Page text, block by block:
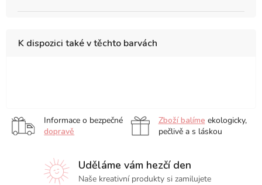
K dispozici také v těchto barvách
ks
ks
ks
ks
Informace o bezpečné
dopravě
Zboží balíme ekologicky,
pečlivě a s láskou
Uděláme vám hezčí den
Naše kreativní produkty si zamilujete